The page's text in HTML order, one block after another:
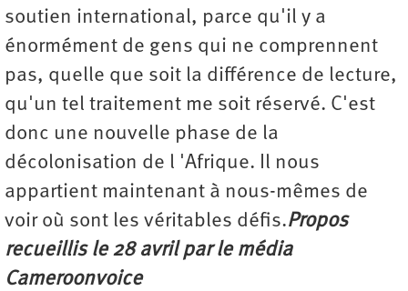
soutien international, parce qu'il y a
énormément de gens qui ne comprennent
pas, quelle que soit la différence de lecture,
qu'un tel traitement me soit réservé. C'est
donc une nouvelle phase de la
décolonisation de l 'Afrique. Il nous
appartient maintenant à nous-mêmes de
voir où sont les véritables défis.Propos
recueillis le 28 avril par le média
Cameroonvoice